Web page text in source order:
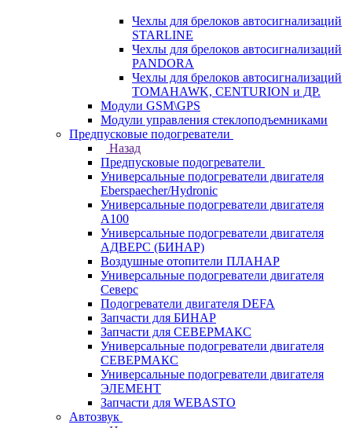
Чехлы для брелоков автосигнализаций
STARLINE
Чехлы для брелоков автосигнализаций
PANDORA
Чехлы для брелоков автосигнализаций
TOMAHAWK, CENTURION и ДР.
Модули GSM\GPS
Модули управления стеклоподъемниками
Предпусковые подогреватели
Назад
Предпусковые подогреватели
Универсальные подогреватели двигателя
Eberspaecher/Hydronic
Универсальные подогреватели двигателя
A100
Универсальные подогреватели двигателя
АДВЕРС (БИНАР)
Воздушные отопители ПЛАНАР
Универсальные подогреватели двигателя
Северс
Подогреватели двигателя DEFA
Запчасти для БИНАР
Запчасти для СЕВЕРМАКС
Универсальные подогреватели двигателя
СЕВЕРМАКС
Универсальные подогреватели двигателя
ЭЛЕМЕНТ
Запчасти для WEBASTO
Автозвук